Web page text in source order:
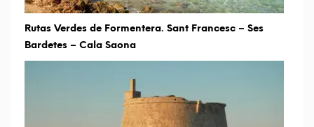
Rutas Verdes de Formentera. Sant Francesc – Ses
Bardetes – Cala Saona